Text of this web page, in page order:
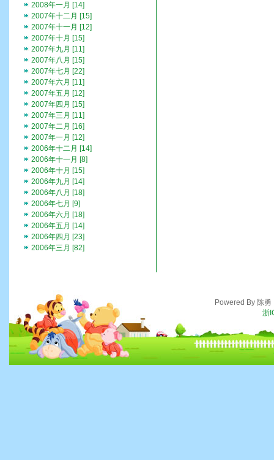
2008年一月 [14]
2007年十二月 [15]
2007年十一月 [12]
2007年十月 [15]
2007年九月 [11]
2007年八月 [15]
2007年七月 [22]
2007年六月 [11]
2007年五月 [12]
2007年四月 [15]
2007年三月 [11]
2007年二月 [16]
2007年一月 [12]
2006年十二月 [14]
2006年十一月 [8]
2006年十月 [15]
2006年九月 [14]
2006年八月 [18]
2006年七月 [9]
2006年六月 [18]
2006年五月 [14]
2006年四月 [23]
2006年三月 [82]
Powered By 陈
浙